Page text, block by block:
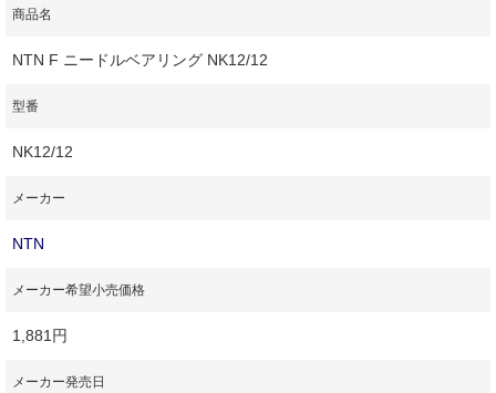
商品名
NTN F ニードルベアリング NK12/12
型番
NK12/12
メーカー
NTN
メーカー希望小売価格
1,881円
メーカー発売日